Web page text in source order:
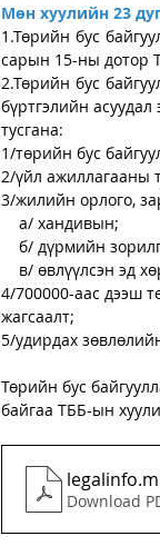
Мөн хуулийн 23
1.Төрийн бус
сарын 15-ны дотор
2.Төрийн бус
бүртгэлийн
тусгана:
1/төрийн бус
2/үйл ажиллагааны
3/жилийн орлого,
    а/ хандивын;
б/ дүрмийн
в/ өвлүүлсэн эд
4/700000-аас дээш
жагсаалт;
5/удирдах
Төрийн бус
байгаа ТББ-ын
Download